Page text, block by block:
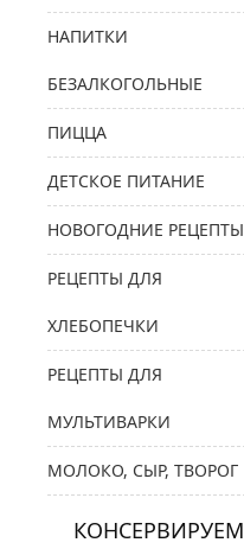
НАПИТКИ
БЕЗАЛКОГОЛЬНЫЕ
ПИЦЦА
ДЕТСКОЕ ПИТАНИЕ
НОВОГОДНИЕ РЕЦЕПТЫ
РЕЦЕПТЫ ДЛЯ
ХЛЕБОПЕЧКИ
РЕЦЕПТЫ ДЛЯ
МУЛЬТИВАРКИ
МОЛОКО, СЫР, ТВОРОГ
КОНСЕРВИРУЕМ